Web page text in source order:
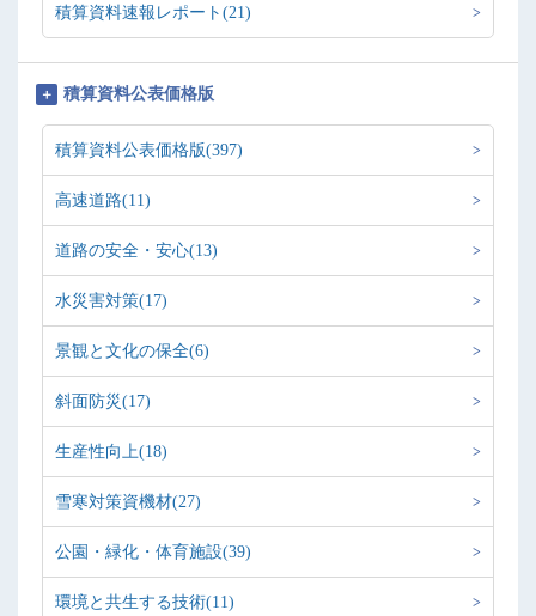
積算資料速報レポート(21)
積算資料公表価格版
積算資料公表価格版(397)
高速道路(11)
道路の安全・安心(13)
水災害対策(17)
景観と文化の保全(6)
斜面防災(17)
生産性向上(18)
雪寒対策資機材(27)
公園・緑化・体育施設(39)
環境と共生する技術(11)